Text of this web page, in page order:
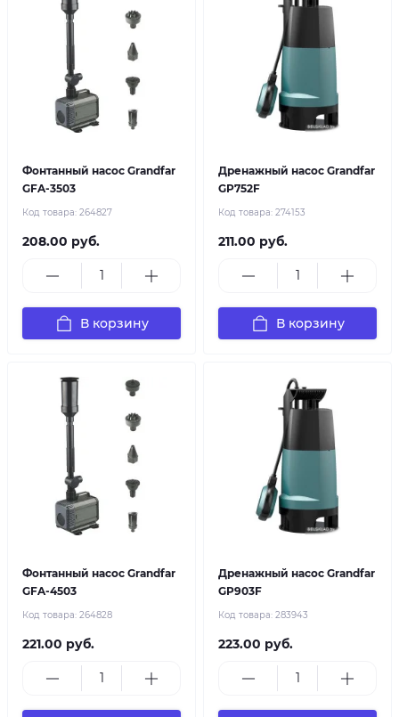
Фонтанный насос Grandfar
GFA-3503
Код товара: 264827
208.00 руб.
В корзину
Дренажный насос Grandfar
GP752F
Код товара: 274153
211.00 руб.
В корзину
Фонтанный насос Grandfar
GFA-4503
Код товара: 264828
221.00 руб.
Дренажный насос Grandfar
GP903F
Код товара: 283943
223.00 руб.